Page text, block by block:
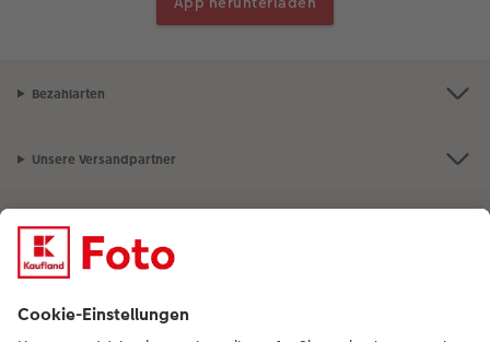
Bezahlarten
Unsere Versandpartner
Qualität & Sicherheit